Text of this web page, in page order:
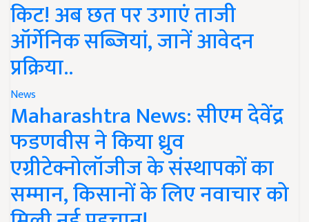
किट! अब छत पर उगाएं ताजी
ऑर्गेनिक सब्जियां, जानें आवेदन
प्रक्रिया..
News
Maharashtra News: सीएम देवेंद्र
फडणवीस ने किया ध्रुव
एग्रीटेक्नोलॉजीज के संस्थापकों का
सम्मान, किसानों के लिए नवाचार को